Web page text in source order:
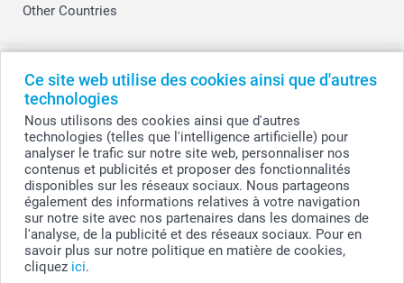
Ce site web utilise des cookies ainsi que d'autres
technologies
Nous utilisons des cookies ainsi que d'autres
technologies (telles que l'intelligence artificielle) pour
analyser le trafic sur notre site web, personnaliser nos
contenus et publicités et proposer des fonctionnalités
disponibles sur les réseaux sociaux. Nous partageons
également des informations relatives à votre navigation
sur notre site avec nos partenaires dans les domaines de
l'analyse, de la publicité et des réseaux sociaux. Pour en
savoir plus sur notre politique en matière de cookies,
cliquez ici.
Other Countries
© smartphoto group. Tous droits réservés
smartphoto group SA.
Siège social : Kwatrechtsteenweg 160, 9230 Wetteren, Belgique
Numéro de TVA BE 0405.706.755
Numéro d'entreprise 0405.706.755.
Coordonnées bancaires: IBAN BE71 2850 2711 5569 - BIC: GEBABEBB
Tous les prix sont en EURO (€), TVA incluse et hors frais de port.